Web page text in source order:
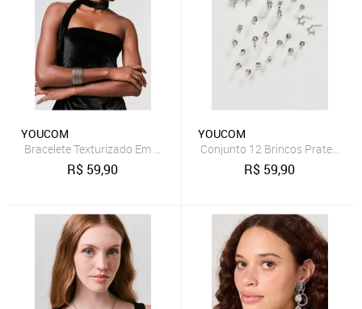
YOUCOM
Bracelete Texturizado Em Metal
R$ 59,90
YOUCOM
Conjunto 12 Brincos Prateados
R$ 59,90